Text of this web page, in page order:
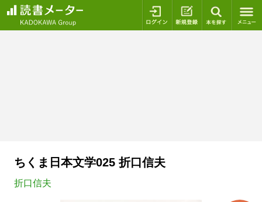
ログイン 新規登録
ちくま日本文学025 折口信夫
折口信夫